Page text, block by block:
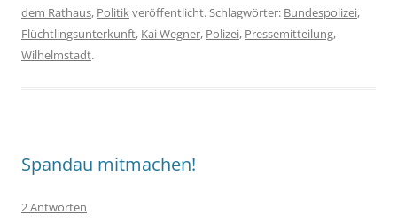
dem Rathaus, Politikveröffentlicht. Schlagwörter: Bundespolizei,
Flüchtlingsunterkunft, Kai Wegner, Polizei, Pressemitteilung,
Wilhelmstadt.
Spandau mitmachen!
2 Antworten